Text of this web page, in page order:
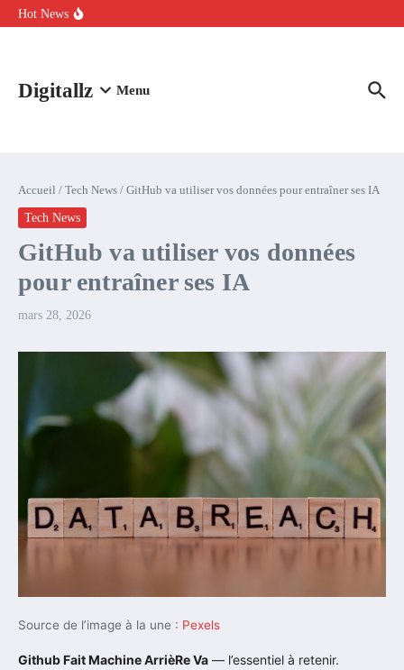
Aller au contenu
Hot News
Comment l’IA simplifie la data de caisse pour la transformer en
Digitallz Menu
Accueil / Tech News / GitHub va utiliser vos données pour entraîner ses IA
Tech News
GitHub va utiliser vos données
pour entraîner ses IA
mars 28, 2026
Source de l’image à la une : Pexels
Github Fait Machine ArrièRe Va — l’essentiel à retenir.